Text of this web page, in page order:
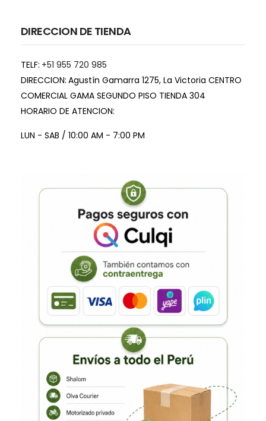
DIRECCION DE TIENDA
TELF: +51 955 720 985
DIRECCION: Agustín Gamarra 1275, La Victoria CENTRO
COMERCIAL GAMA SEGUNDO PISO TIENDA 304
HORARIO DE ATENCION:
LUN - SAB / 10:00 AM - 7:00 PM